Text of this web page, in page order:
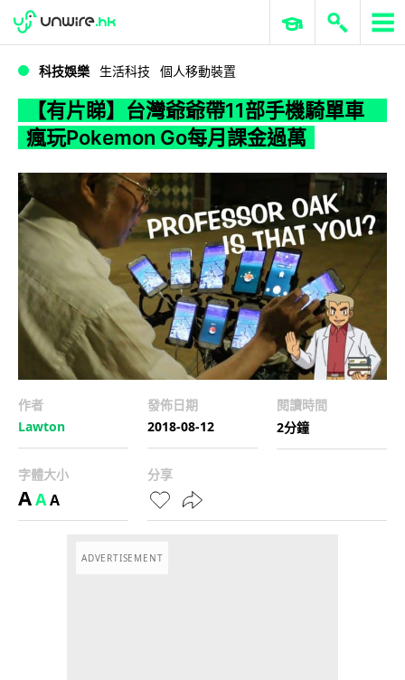
WWDC 2026 ERP 與商業 AI
科技娛樂 生活科技 個人移動裝置
【有片睇】台灣爺爺帶11部手機騎單車
瘋玩Pokemon Go每月課金過萬
作者
Lawton
發佈日期
2018-08-12
閱讀時間
2分鐘
字體大小
AAA
分享
ADVERTISEMENT